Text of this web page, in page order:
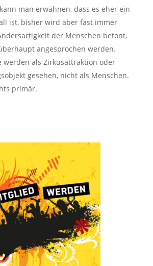
man erwähnen, dass es eher ein
ist, bisher wird aber fast immer
der Menschen betont,
angesprochen werden.
werden als Zirkusattraktion oder
gesehen, nicht als Menschen.
primär.